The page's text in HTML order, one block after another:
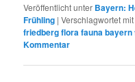
Veröffentlicht unter Bayern:
Frühling |Verschlagwortet mit
friedberg flora fauna
Kommentar